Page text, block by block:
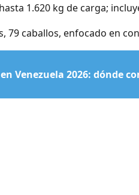
1.620 kg de carga;
79 caballos, enfocado en
Venezuela 2026: dónde